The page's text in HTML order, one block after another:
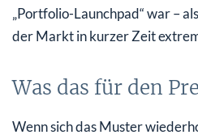
„Portfolio-Launchpad“ war –
der Markt in kurzer Zeit
Was das für den
Wenn sich das Muster